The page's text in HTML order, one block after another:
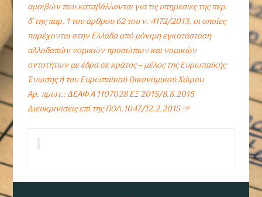
αμοιβών που καταβάλλονται για τις υπηρεσίες της περ.
δ’ της παρ. 1 του άρθρου 62 του ν. 4172/2013, οι οποίες
παρέχονται στην Ελλάδα από μόνιμη εγκατάσταση
αλλοδαπών νομικών προσώπων και νομικών
οντοτήτων με έδρα σε κράτος – μέλος της Ευρωπαϊκής
Ένωσης ή του Ευρωπαϊκού Οικονομικού Χώρου
Αρ. πρωτ.: ΔΕΑΦ Α 1107028 ΕΞ 2015/8.8.2015
Διευκρινίσεις επί της ΠΟΛ.1047/12.2.2015→